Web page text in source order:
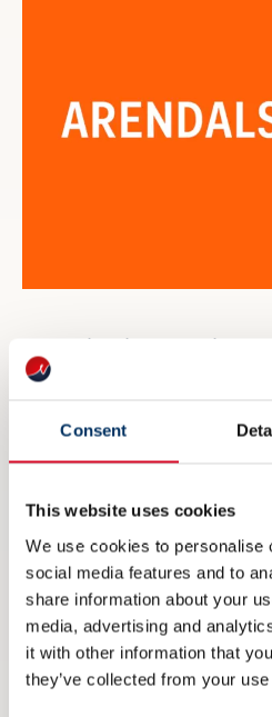
Consent
This website uses cookies
We use cookies to personalise
social media features and to
share information about your
media, advertising and
it with other information that
they’ve collected from your
NME inviterer til
eksportdebatt
6 AUGUST 2026